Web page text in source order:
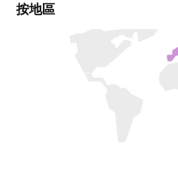
按地區